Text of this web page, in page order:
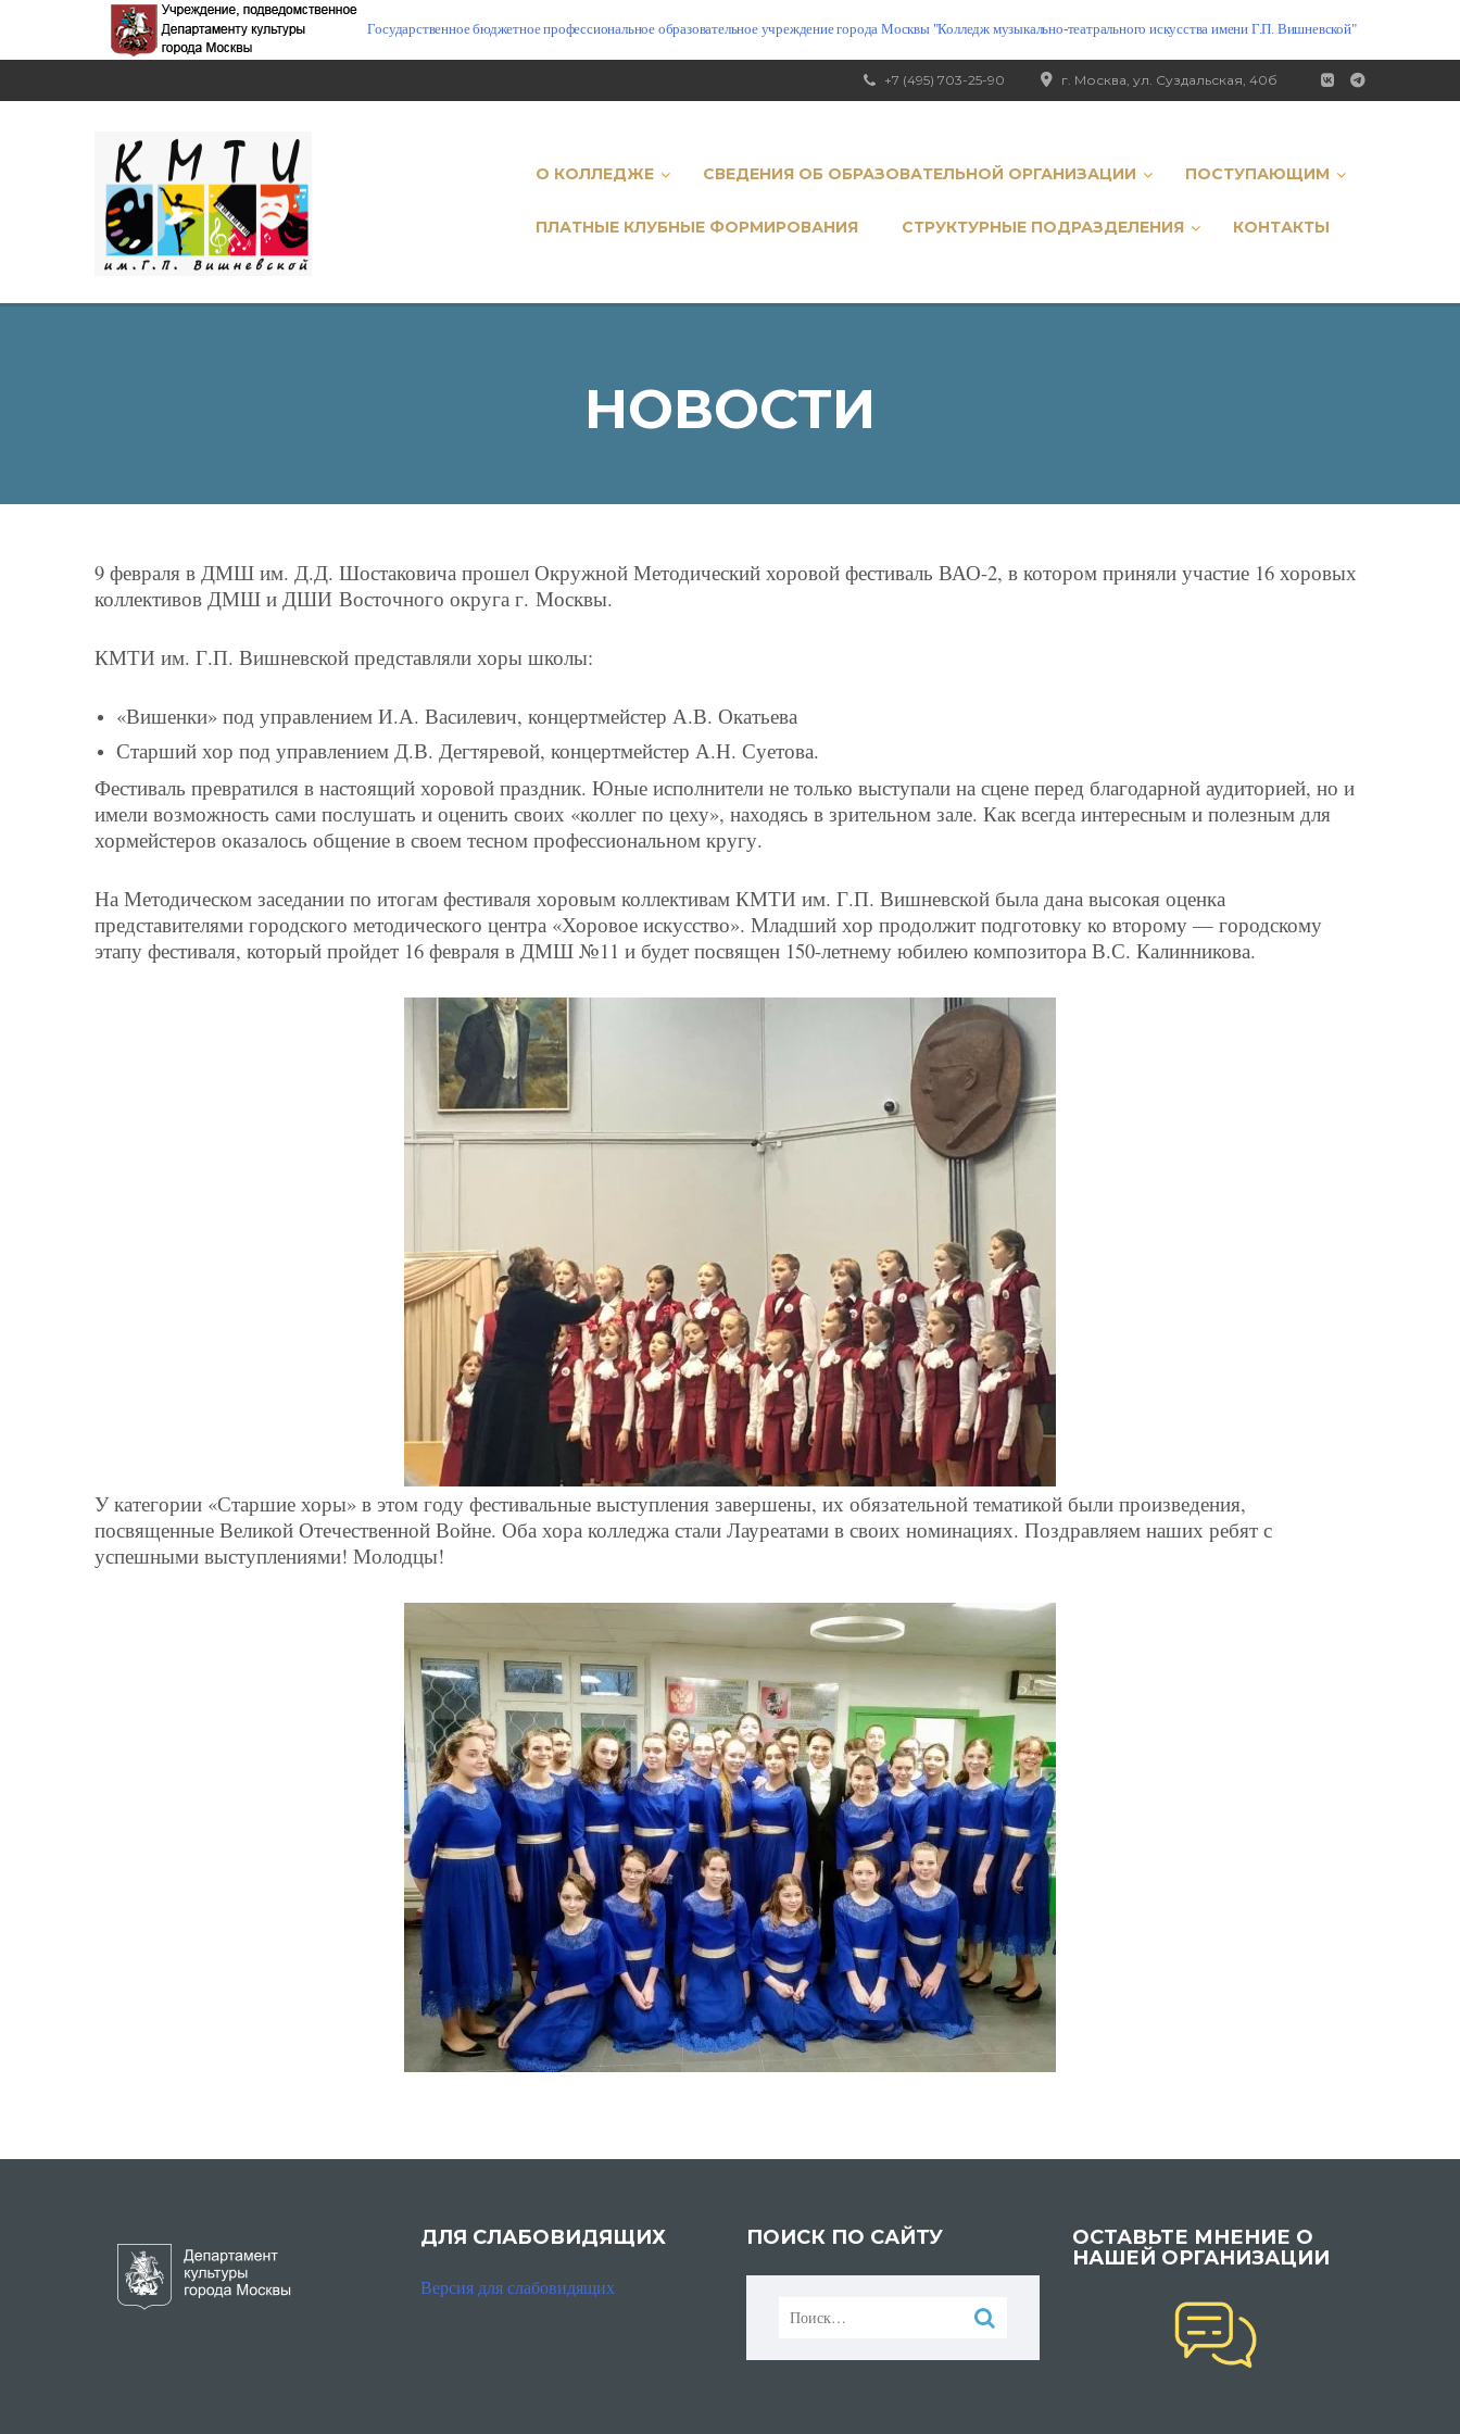
Государственное бюджетное профессиональное образовательное учреждение города Москвы "Колледж музыкально-театрального искусства имени Г.П. Вишневской"
г. Москва, ул. Суздальская, 40б
+7 (495) 703-25-90
О КОЛЛЕДЖЕ СВЕДЕНИЯ ОБ ОБРАЗОВАТЕЛЬНОЙ ОРГАНИЗАЦИИ ПОСТУПАЮЩИМ
ПЛАТНЫЕ КЛУБНЫЕ ФОРМИРОВАНИЯ СТРУКТУРНЫЕ ПОДРАЗДЕЛЕНИЯ КОНТАКТЫ
НОВОСТИ
9 февраля в ДМШ им. Д.Д. Шостаковича прошел Окружной Методический хоровой фестиваль ВАО-2, в котором приняли участие 16 хоровых
коллективов ДМШ и ДШИ Восточного округа г. Москвы.
КМТИ им. Г.П. Вишневской представляли хоры школы:
«Вишенки» под управлением И.А. Василевич, концертмейстер А.В. Окатьева
Старший хор под управлением Д.В. Дегтяревой, концертмейстер А.Н. Суетова.
Фестиваль превратился в настоящий хоровой праздник. Юные исполнители не только выступали на сцене перед благодарной аудиторией, но и
имели возможность сами послушать и оценить своих «коллег по цеху», находясь в зрительном зале. Как всегда интересным и полезным для
хормейстеров оказалось общение в своем тесном профессиональном кругу.
На Методическом заседании по итогам фестиваля хоровым коллективам КМТИ им. Г.П. Вишневской была дана высокая оценка
представителями городского методического центра «Хоровое искусство». Младший хор продолжит подготовку ко второму — городскому
этапу фестиваля, который пройдет 16 февраля в ДМШ №11 и будет посвящен 150-летнему юбилею композитора В.С. Калинникова.
У категории «Старшие хоры» в этом году фестивальные выступления завершены, их обязательной тематикой были произведения,
посвященные Великой Отечественной Войне. Оба хора колледжа стали Лауреатами в своих номинациях. Поздравляем наших ребят с
успешными выступлениями! Молодцы!
ДЛЯ СЛАБОВИДЯЩИХ
Версия для слабовидящих
ПОИСК ПО САЙТУ
Найти:
ОСТАВЬТЕ МНЕНИЕ О
НАШЕЙ ОРГАНИЗАЦИИ